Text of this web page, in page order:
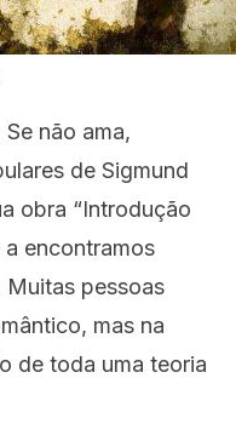
não ama,
de Sigmund
obra “Introdução
a encontramos
Muitas pessoas
mas na
de toda uma teoria